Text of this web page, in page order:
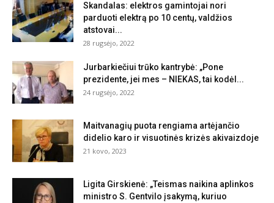
Skandalas: elektros gamintojai nori
parduoti elektrą po 10 centų, valdžios
atstovai...
28 rugsėjo, 2022
Jurbarkiečiui trūko kantrybė: „Pone
prezidente, jei mes – NIEKAS, tai kodėl...
24 rugsėjo, 2022
Maitvanagių puota rengiama artėjančio
didelio karo ir visuotinės krizės akivaizdoje
21 kovo, 2023
Ligita Girskienė: „Teismas naikina aplinkos
ministro S. Gentvilo įsakymą, kuriuo